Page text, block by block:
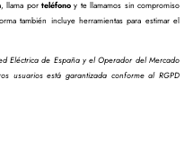
llama porteléfono y te llamamos sin compromiso
también incluye herramientas para estimar el
Eléctrica de España y el Operador del Mercado
usuarios está garantizada conforme al RGPD